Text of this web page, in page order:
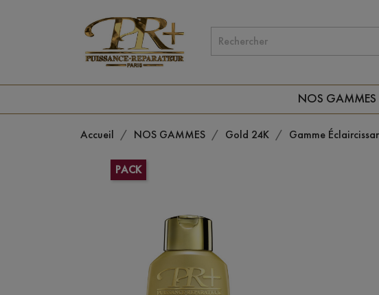
NOS GAMMES
Accueil NOS GAMMES Gold 24K Gamme
PACK